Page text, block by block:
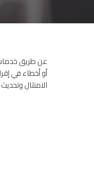
عن طريق خدمات
أو أخطاء في
الامتثال